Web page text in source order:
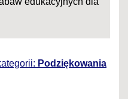
Podziękowania